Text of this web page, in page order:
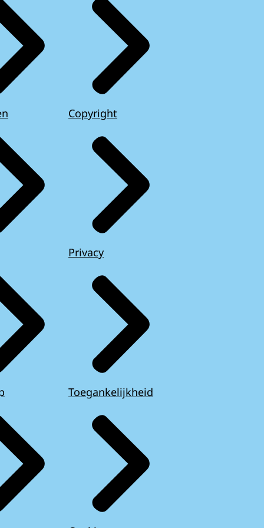
Copyright
Privacy
Toegankelijkheid